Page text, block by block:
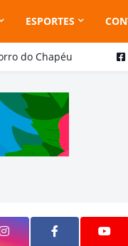
ESPORTES
do Chapéu